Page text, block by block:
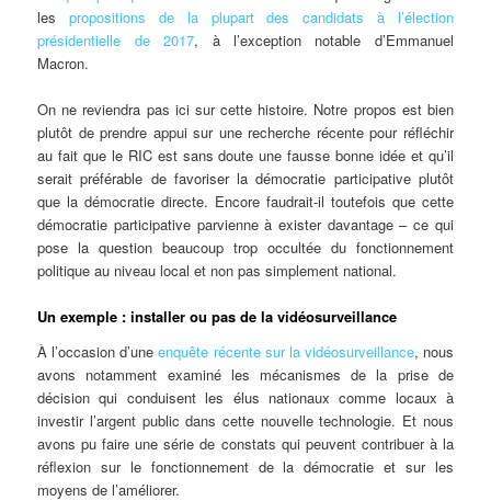
les propositions de la plupart des candidats à l’élection
présidentielle de 2017, à l’exception notable d’Emmanuel
Macron.
On ne reviendra pas ici sur cette histoire. Notre propos est bien
plutôt de prendre appui sur une recherche récente pour réfléchir
au fait que le RIC est sans doute une fausse bonne idée et qu’il
serait préférable de favoriser la démocratie participative plutôt
que la démocratie directe. Encore faudrait-il toutefois que cette
démocratie participative parvienne à exister davantage – ce qui
pose la question beaucoup trop occultée du fonctionnement
politique au niveau local et non pas simplement national.
Un exemple : installer ou pas de la vidéosurveillance
À l’occasion d’uneenquête récente sur la vidéosurveillance, nous
avons notamment examiné les mécanismes de la prise de
décision qui conduisent les élus nationaux comme locaux à
investir l’argent public dans cette nouvelle technologie. Et nous
avons pu faire une série de constats qui peuvent contribuer à la
réflexion sur le fonctionnement de la démocratie et sur les
moyens de l’améliorer.